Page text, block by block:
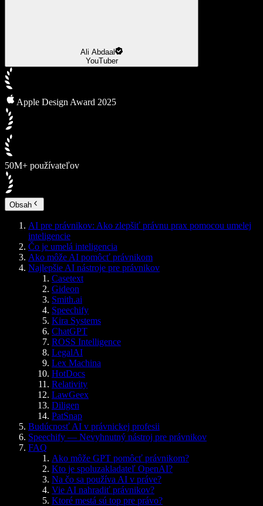
Ali Abdaal
YouTuber
Apple Design Award 2025
50M+ používateľov
Obsah
AI pre právnikov: Ako zlepšiť právnu prax pomocou umelej
inteligencie
Čo je umelá inteligencia
Ako môže AI pomôcť právnikom
Najlepšie AI nástroje pre právnikov
Casetext
Gideon
Smith.ai
Speechify
Kira Systems
ChatGPT
ROSS Intelligence
LegalAI
Lex Machina
HotDocs
Relativity
LawGeex
Diligen
PatSnap
Budúcnosť AI v právnickej profesii
Speechify — Nevyhnutný nástroj pre právnikov
FAQ
Ako môže GPT pomôcť právnikom?
Kto je spoluzakladateľ OpenAI?
Na čo sa používa AI v práve?
Vie AI nahradiť právnikov?
Ktoré mestá sú top pre právo?